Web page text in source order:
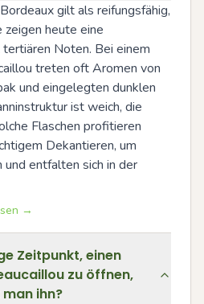
gilt als reifungsfähig,
heute eine
Noten. Bei einem
treten oft Aromen von
und eingelegten dunklen
ist weich, die
Flaschen profitieren
Dekantieren, um
und entfalten sich in der
→
Zeitpunkt, einen
zu öffnen,
ihn?